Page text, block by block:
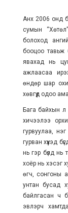
Анх 2006 онд
сумын
болоход
бооцоо тавьж
явахад нь
ажлаасаа
өндөр шар
хөвгүүд одоо
Бага байхын
хичээлээ
гурвуулаа,
гурван хүүхэд
нь гэр бүлд нь
хоёр нь хэсэг
өгч, сонгоны
унтан бусад
байлгасан ч
эвлэрч